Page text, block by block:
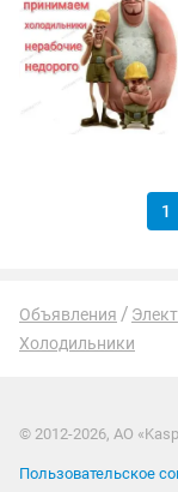
1
Объявления
Холодильники
© 2012-2026, АО
Пользовательское